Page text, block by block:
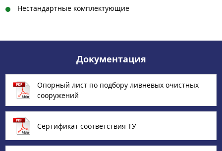
Нестандартные комплектующие
Документация
Опорный лист по подбору ливневых очистных
сооружений
Сертификат соответствия ТУ